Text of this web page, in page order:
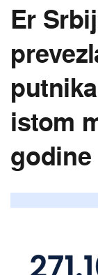
Er
istom
godine